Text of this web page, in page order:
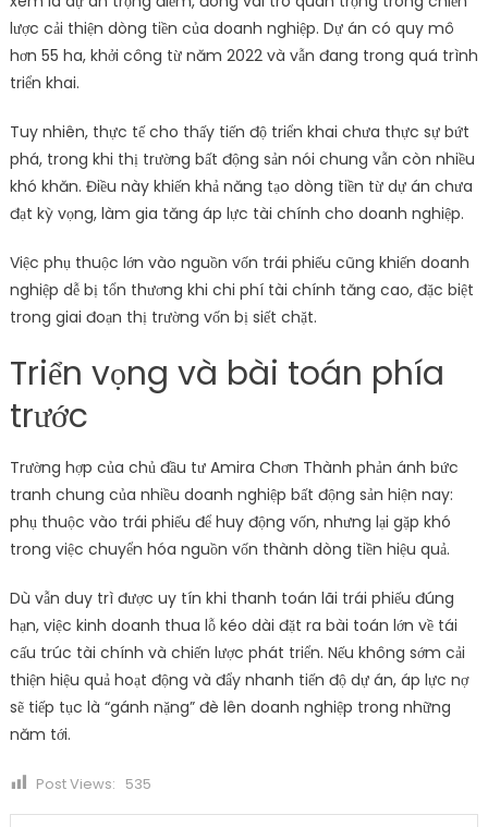
lược cải thiện dòng tiền của doanh nghiệp. Dự án có quy mô
hơn 55 ha, khởi công từ năm 2022 và vẫn đang trong quá trình
triển khai.
Tuy nhiên, thực tế cho thấy tiến độ triển khai chưa thực sự bứt
phá, trong khi thị trường bất động sản nói chung vẫn còn nhiều
khó khăn. Điều này khiến khả năng tạo dòng tiền từ dự án chưa
đạt kỳ vọng, làm gia tăng áp lực tài chính cho doanh nghiệp.
Việc phụ thuộc lớn vào nguồn vốn trái phiếu cũng khiến doanh
nghiệp dễ bị tổn thương khi chi phí tài chính tăng cao, đặc biệt
trong giai đoạn thị trường vốn bị siết chặt.
Triển vọng và bài toán phía
trước
Trường hợp của chủ đầu tư Amira Chơn Thành phản ánh bức
tranh chung của nhiều doanh nghiệp bất động sản hiện nay:
phụ thuộc vào trái phiếu để huy động vốn, nhưng lại gặp khó
trong việc chuyển hóa nguồn vốn thành dòng tiền hiệu quả.
Dù vẫn duy trì được uy tín khi thanh toán lãi trái phiếu đúng
hạn, việc kinh doanh thua lỗ kéo dài đặt ra bài toán lớn về tái
cấu trúc tài chính và chiến lược phát triển. Nếu không sớm cải
thiện hiệu quả hoạt động và đẩy nhanh tiến độ dự án, áp lực nợ
sẽ tiếp tục là “gánh nặng” đè lên doanh nghiệp trong những
năm tới.
Post Views: 535